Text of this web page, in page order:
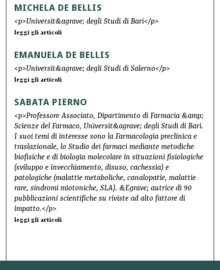
MICHELA DE BELLIS
<p>Universit&agrave; degli Studi di Bari</p>
leggi gli articoli
EMANUELA DE BELLIS
<p>Universit&agrave; degli Studi di Salerno</p>
leggi gli articoli
SABATA PIERNO
<p>Professore Associato, Dipartimento di Farmacia &amp;
Scienze del Farmaco, Universit&agrave; degli Studi di Bari.
I suoi temi di interesse sono la Farmacologia preclinica e
traslazionale, lo Studio dei farmaci mediante metodiche
biofisiche e di biologia molecolare in situazioni fisiologiche
(sviluppo e invecchiamento, disuso, cachessia) e
patologiche (malattie metaboliche, canalopatie, malattie
rare, sindromi miotoniche, SLA). &Egrave; autrice di 90
pubblicazioni scientifiche su riviste ad alto fattore di
impatto.</p>
leggi gli articoli